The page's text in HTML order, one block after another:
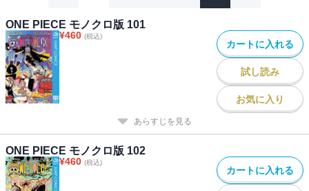
ONE PIECE モノクロ版 101
¥460 (税込)
カートに入れる
試し読み
お気に入り
あらすじを見る
ONE PIECE モノクロ版 102
¥460 (税込)
カートに入れる